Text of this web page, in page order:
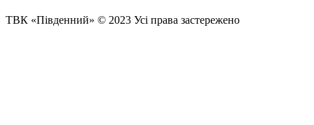
ТВК «Південний» © 2023 Усі права застережено